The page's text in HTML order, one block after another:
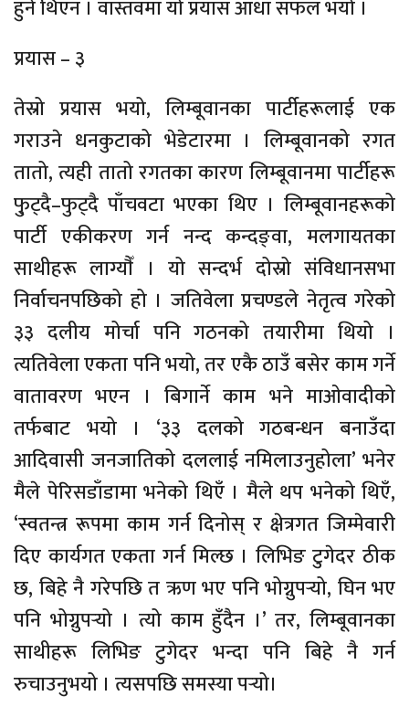
हुने थिएन । वास्तवमा यो प्रयास आधा सफल भयो ।
प्रयास – ३
तेस्रो प्रयास भयो, लिम्बूवानका पार्टीहरूलाई एक
गराउने धनकुटाको भेडेटारमा । लिम्बूवानको रगत
तातो, त्यही तातो रगतका कारण लिम्बूवानमा पार्टीहरू
फु्ट्दै–फुट्दै पाँचवटा भएका थिए । लिम्बूवानहरूको
पार्टी एकीकरण गर्न नन्द कन्दङ्वा, मलगायतका
साथीहरू लाग्याैँ । यो सन्दर्भ दोस्रो संविधानसभा
निर्वाचनपछिको हो । जतिवेला प्रचण्डले नेतृत्व गरेको
३३ दलीय मोर्चा पनि गठनको तयारीमा थियो ।
त्यतिवेला एकता पनि भयो, तर एकै ठाउँ बसेर काम गर्ने
वातावरण भएन । बिगार्ने काम भने माओवादीको
तर्फबाट भयो । ‘३३ दलको गठबन्धन बनाउँदा
आदिवासी जनजातिको दललाई नमिलाउनुहोला’ भनेर
मैले पेरिसडाँडामा भनेको थिएँ । मैले थप भनेको थिएँ,
‘स्वतन्त्र रूपमा काम गर्न दिनोस् र क्षेत्रगत जिम्मेवारी
दिए कार्यगत एकता गर्न मिल्छ । लिभिङ टुगेदर ठीक
छ, बिहे नै गरेपछि त ऋण भए पनि भोग्नुपर्‍यो, घिन भए
पनि भोग्नुपर्‍यो । त्यो काम हुँदैन ।’ तर, लिम्बूवानका
साथीहरू लिभिङ टुगेदर भन्दा पनि बिहे नै गर्न
रुचाउनुभयो । त्यसपछि समस्या पर्‍यो।